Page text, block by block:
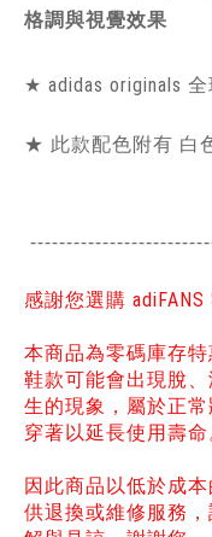
格調與視覺效果
★ adidas originals
★ 此款配色附有 白
感謝您選購 adiFANS
本商品為零碼庫存
鞋款可能會出現脫
生的現象，屬於正
穿著以延長使用壽命
因此商品以低於成
供退換或維修服務